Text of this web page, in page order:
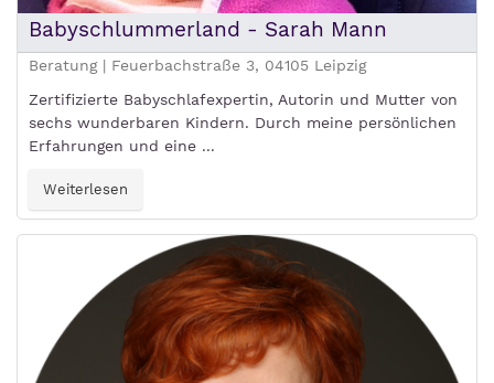
Babyschlummerland - Sarah Mann
Beratung | Feuerbachstraße 3, 04105 Leipzig
Zertifizierte Babyschlafexpertin, Autorin und Mutter von
sechs wunderbaren Kindern. Durch meine persönlichen
Erfahrungen und eine ...
Weiterlesen